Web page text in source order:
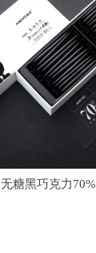
无糖黑巧克力70%